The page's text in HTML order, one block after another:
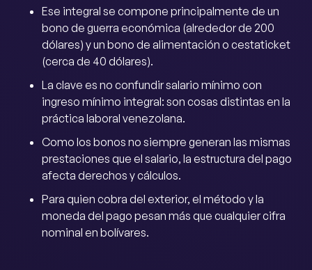
Ese integral se compone principalmente de un
bono de guerra económica (alrededor de 200
dólares) y un bono de alimentación o cestaticket
(cerca de 40 dólares).
La clave es no confundir salario mínimo con
ingreso mínimo integral: son cosas distintas en la
práctica laboral venezolana.
Como los bonos no siempre generan las mismas
prestaciones que el salario, la estructura del pago
afecta derechos y cálculos.
Para quien cobra del exterior, el método y la
moneda del pago pesan más que cualquier cifra
nominal en bolívares.